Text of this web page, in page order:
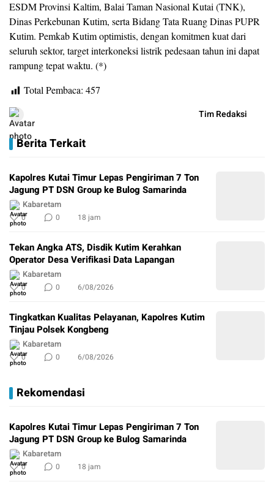
ESDM Provinsi Kaltim, Balai Taman Nasional Kutai (TNK),
Dinas Perkebunan Kutim, serta Bidang Tata Ruang Dinas PUPR
Kutim. Pemkab Kutim optimistis, dengan komitmen kuat dari
seluruh sektor, target interkoneksi listrik pedesaan tahun ini dapat
rampung tepat waktu. (*)
Total Pembaca: 457
Tim Redaksi
Berita Terkait
Kapolres Kutai Timur Lepas Pengiriman 7 Ton
Jagung PT DSN Group ke Bulog Samarinda
Kabaretam
0 0 18 jam
Tekan Angka ATS, Disdik Kutim Kerahkan
Operator Desa Verifikasi Data Lapangan
Kabaretam
0 0 6/08/2026
Tingkatkan Kualitas Pelayanan, Kapolres Kutim
Tinjau Polsek Kongbeng
Kabaretam
0 0 6/08/2026
Rekomendasi
Kapolres Kutai Timur Lepas Pengiriman 7 Ton
Jagung PT DSN Group ke Bulog Samarinda
Kabaretam
0 0 18 jam